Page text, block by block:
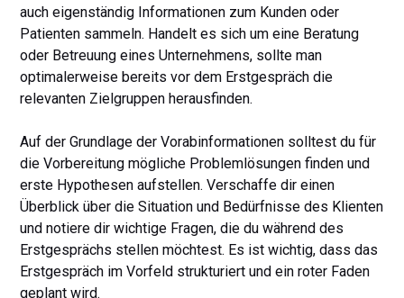
auch eigenständig Informationen zum Kunden oder
Patienten sammeln. Handelt es sich um eine Beratung
oder Betreuung eines Unternehmens, sollte man
optimalerweise bereits vor dem Erstgespräch die
relevanten Zielgruppen herausfinden.
Auf der Grundlage der Vorabinformationen solltest du für
die Vorbereitung mögliche Problemlösungen finden und
erste Hypothesen aufstellen. Verschaffe dir einen
Überblick über die Situation und Bedürfnisse des Klienten
und notiere dir wichtige Fragen, die du während des
Erstgesprächs stellen möchtest. Es ist wichtig, dass das
Erstgespräch im Vorfeld strukturiert und ein roter Faden
geplant wird.